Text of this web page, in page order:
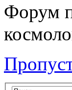
Форум